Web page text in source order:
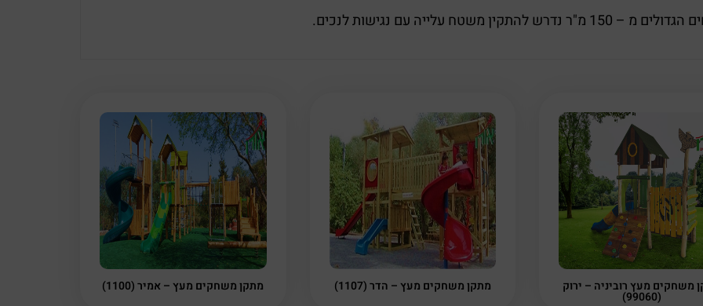
מ"ר נדרש להתקין משטח עלייה עם נגישות לנכים.
משחקים מעץ רוביניה – ירוק
(99060)
מתקן משחקים מעץ – הדר (1107) מתקן משחקים מעץ – אמיר (1100)